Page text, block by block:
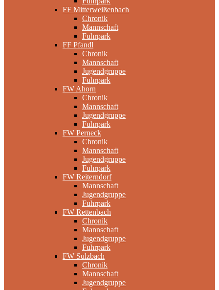
FF Mitterweißenbach
Chronik
Mannschaft
Fuhrpark
FF Pfandl
Chronik
Mannschaft
Jugendgruppe
Fuhrpark
FW Ahorn
Chronik
Mannschaft
Jugendgruppe
Fuhrpark
FW Perneck
Chronik
Mannschaft
Jugendgruppe
Fuhrpark
FW Reiterndorf
Mannschaft
Jugendgruppe
Fuhrpark
FW Rettenbach
Chronik
Mannschaft
Jugendgruppe
Fuhrpark
FW Sulzbach
Chronik
Mannschaft
Jugendgruppe